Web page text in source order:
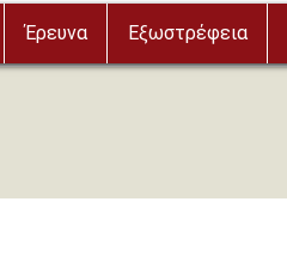
Έρευνα Εξωστρέφεια